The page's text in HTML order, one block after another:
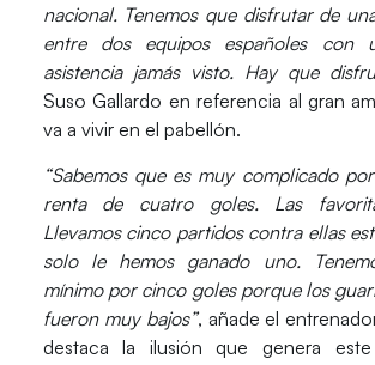
nacional. Tenemos que disfrutar de
entre dos equipos españoles con
asistencia jamás visto. Hay que
Suso Gallardo en referencia al gran
va a vivir en el pabellón.
“Sabemos que es muy complicado
renta de cuatro goles. Las
Llevamos cinco partidos contra ellas
solo le hemos ganado uno.
mínimo por cinco goles porque los
fueron muy bajos”, añade el
destaca la ilusión que genera